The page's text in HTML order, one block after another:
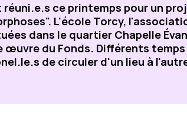
ce printemps pour un
L'école Torcy,
dans le quartier Chapelle
du Fonds. Différents
de circuler d'un lieu à